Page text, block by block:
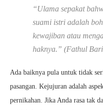
“Ulama sepakat
suami istri adalah
kewajiban atau
haknya.” (Fathul Bari
Ada baiknya pula untuk tidak
pasangan. Kejujuran adalah
pernikahan. Jika Anda rasa tak